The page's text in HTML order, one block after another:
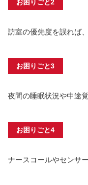
お困りごと2
訪室の優先度を誤れば
お困りごと3
夜間の睡眠状況や中途
お困りごと4
ナースコールやセンサ